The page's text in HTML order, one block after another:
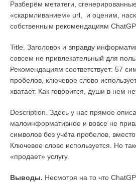
Разберём метатеги,
«скармливанием» url, и оценим,
собственным рекомендациям
Title. Заголовок и вправду
совсем не привлекательный для
Рекомендациям соответствует: 57
пробелов, ключевое слово
хватает. Как говорится, души в нем
Description. Здесь у нас прямое
малоинформативное и вовсе не
символов без учёта пробелов,
Ключевое слово используется. Но
«продает» услугу.
Выводы. Несмотря на то что